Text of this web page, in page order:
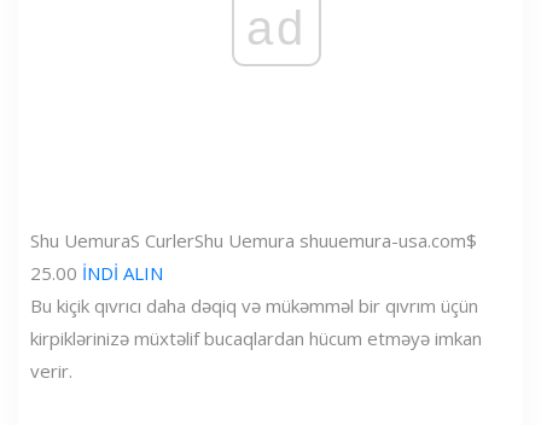
ad
Shu UemuraS CurlerShu Uemura shuuemura-usa.com$
25.00 İNDİ ALIN
Bu kiçik qıvrıcı daha dəqiq və mükəmməl bir qıvrım üçün
kirpiklərinizə müxtəlif bucaqlardan hücum etməyə imkan
verir.